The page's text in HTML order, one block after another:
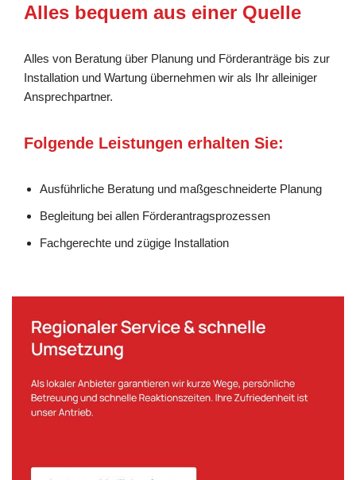
Alles bequem aus einer Quelle
Alles von Beratung über Planung und Förderanträge bis zur
Installation und Wartung übernehmen wir als Ihr alleiniger
Ansprechpartner.
Folgende Leistungen erhalten Sie:
Ausführliche Beratung und maßgeschneiderte Planung
Begleitung bei allen Förderantragsprozessen
Fachgerechte und zügige Installation